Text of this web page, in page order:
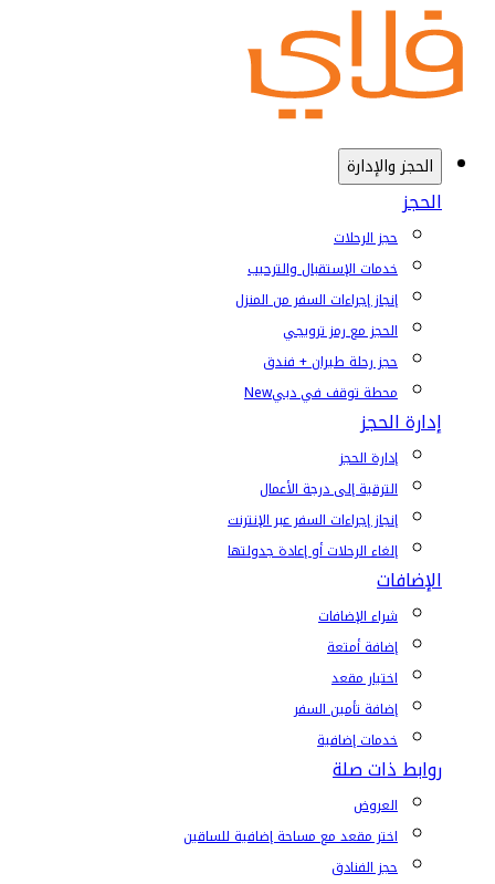
الحجز والإدارة
الحجز
حجز الرحلات
خدمات الإستقبال والترحيب
إنجاز إجراءات السفر من المنزل
الحجز مع رمز ترويجي
حجز رحلة طيران + فندق
محطة توقف في دبيNew
إدارة الحجز
إدارة الحجز
الترقية إلى درجة الأعمال
إنجاز إجراءات السفر عبر الإنترنت
إلغاء الرحلات أو إعادة جدولتها
الإضافات
شراء الإضافات
إضافة أمتعة
اختيار مقعد
إضافة تأمين السفر
خدمات إضافية
روابط ذات صلة
العروض
اختر مقعد مع مساحة إضافية للساقين
حجز الفنادق